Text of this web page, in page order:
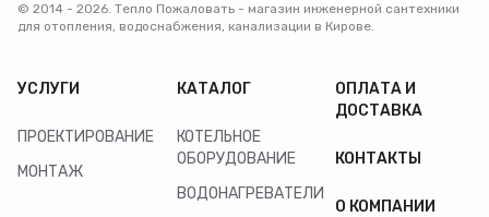
© 2014 - 2026. Тепло Пожаловать - магазин инженерной сантехники
для отопления, водоснабжения, канализации в Кирове.
УСЛУГИ
ПРОЕКТИРОВАНИЕ
МОНТАЖ
КАТАЛОГ
КОТЕЛЬНОЕ
ОБОРУДОВАНИЕ
ВОДОНАГРЕВАТЕЛИ
ОПЛАТА И
ДОСТАВКА
КОНТАКТЫ
О КОМПАНИИ